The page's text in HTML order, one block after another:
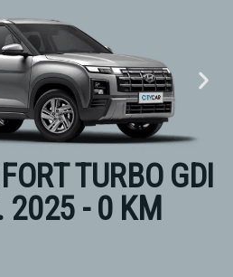
TURBO GDI
2025 - 0 KM